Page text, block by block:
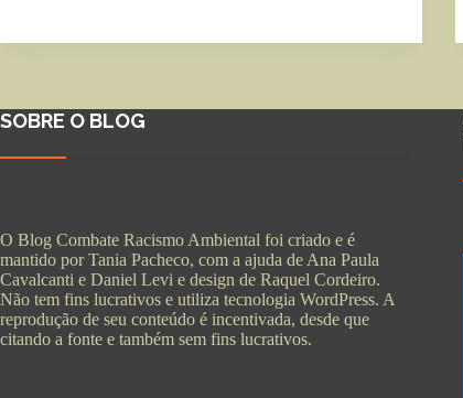
SOBRE O BLOG
O Blog Combate Racismo Ambiental foi criado e é
mantido por Tania Pacheco, com a ajuda de Ana Paula
Cavalcanti e Daniel Levi e design de Raquel Cordeiro.
Não tem fins lucrativos e utiliza tecnologia WordPress. A
reprodução de seu conteúdo é incentivada, desde que
citando a fonte e também sem fins lucrativos.